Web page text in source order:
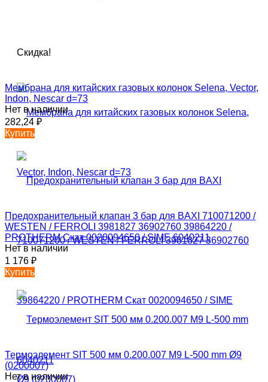
Скидка!
Мембрана для китайских газовых колонок Selena, Vector,
Indon, Nescar d=73
Нет в наличии
282,24 ₽
Купить
Предохранительный клапан 3 бар для BAXI 710071200 /
WESTEN / FERROLI 3981827 36902760 39864220 /
PROTHERM Скат 0020094650 / SIME 6040211
Нет в наличии
1 176 ₽
Купить
Термоэлемент SIT 500 мм 0.200.007 M9 L-500 mm Ø9
(0200007)
Нет в наличии